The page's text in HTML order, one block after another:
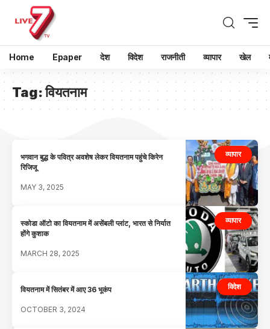
Home Epaper देश विदेश राजनीती व्यापार खेल
Tag:वियतनाम
व्यापार
भगवान बुद्ध के पवित्र अवशेष लेकर वियतनाम पहुंचे किरेन
रिजिजू
MAY 3, 2025
व्यापार
स्कोडा ऑटो का वियतनाम में असेंबली प्लांट, भारत से निर्यात
होंगे कुशाक
MARCH 28, 2025
विदेश
वियतनाम में सितंबर में आए 36 भूकंप
OCTOBER 3, 2024